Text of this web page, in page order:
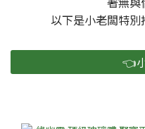
以下是小老闆特別
👈